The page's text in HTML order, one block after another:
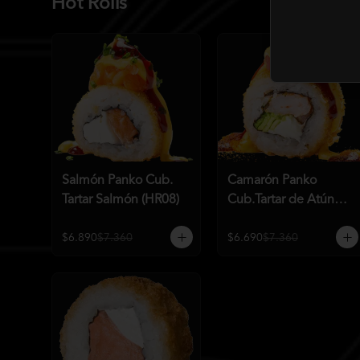
Hot Rolls
Salmón Panko Cub.
Tartar Salmón (HR08)
$6.890$7.360
Camarón Panko
Cub.Tartar de Atún
$6.690$7.360